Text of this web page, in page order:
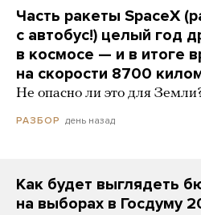
Часть ракеты SpaceX
с автобус!) целый год
в космосе — и в итоге
на скорости 8700
Не опасно ли это для
РАЗБОР день назад
Как будет выглядеть
на выборах в Госдуму